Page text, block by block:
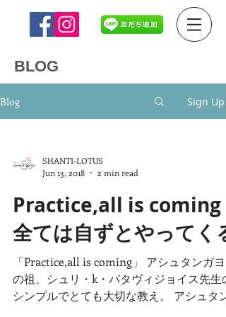
BLOG
Blog Sign Up
SHANTI-LOTUS
Jun 13, 2018
2 min read
Practice,all is coming
全ては自ずとやってくる
「Practice,all is coming」 アシュタンガヨ
の祖、シュリ・k・パタヴィジョイス先生の
シンプルでとても大切な教え。 アシュタン